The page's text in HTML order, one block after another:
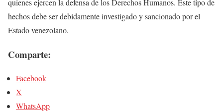
quienes ejercen la defensa de los Derechos Humanos. Este tipo de
hechos debe ser debidamente investigado y sancionado por el
Estado venezolano.
Comparte:
Facebook
X
WhatsApp